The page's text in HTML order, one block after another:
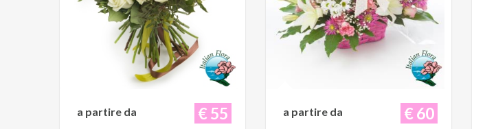
€ 55
a partire da € 60
a partire da